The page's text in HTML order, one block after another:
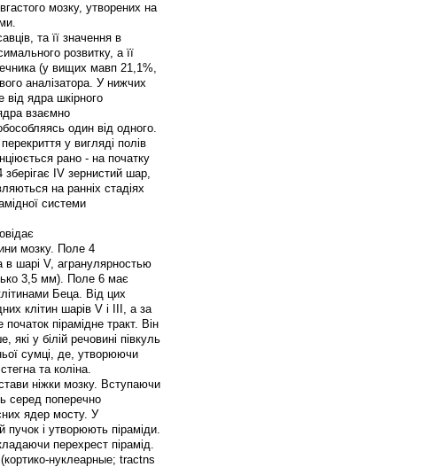
мозку, утворених на
та її значення в
розвитку, а її
(у вищих мавп 21,1%,
аналізатора. У нижчих
від ядра шкірного
взаємно
один від одного.
у вигляді полів
рано - на початку
IV зернистий шар,
на ранніх стадіях
системи
мозку. Поле 4
в шарі V, агранулярностью
3,5 мм). Поле 6 має
Беца. Від цих
клітин шарів V і III, а за
пірамідне тракт. Він
у білій речовині півкуль
сумці, де, утворюючи
та коліна.
ніжки мозку. Вступаючи
серед поперечно
ядер мосту. У
і утворюють піраміди.
перехрест пірамід.
нуклеарные; tractns